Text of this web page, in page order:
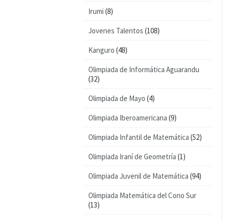
Irumi (8)
Jovenes Talentos (108)
Kanguro (48)
Olimpiada de Informática Aguarandu
(32)
Olimpiada de Mayo (4)
Olimpiada Iberoamericana (9)
Olimpiada Infantil de Matemática (52)
Olimpiada Iraní de Geometría (1)
Olimpiada Juvenil de Matemática (94)
Olimpiada Matemática del Cono Sur
(13)